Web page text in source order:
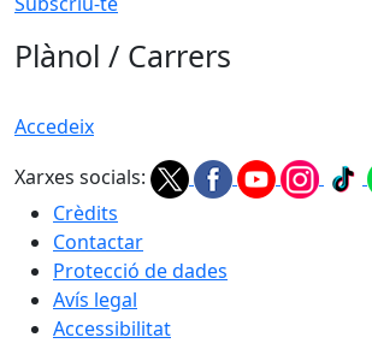
Plànol / Carrers
Accedeix
Xarxes socials:
Crèdits
Contactar
Protecció de dades
Avís legal
Accessibilitat